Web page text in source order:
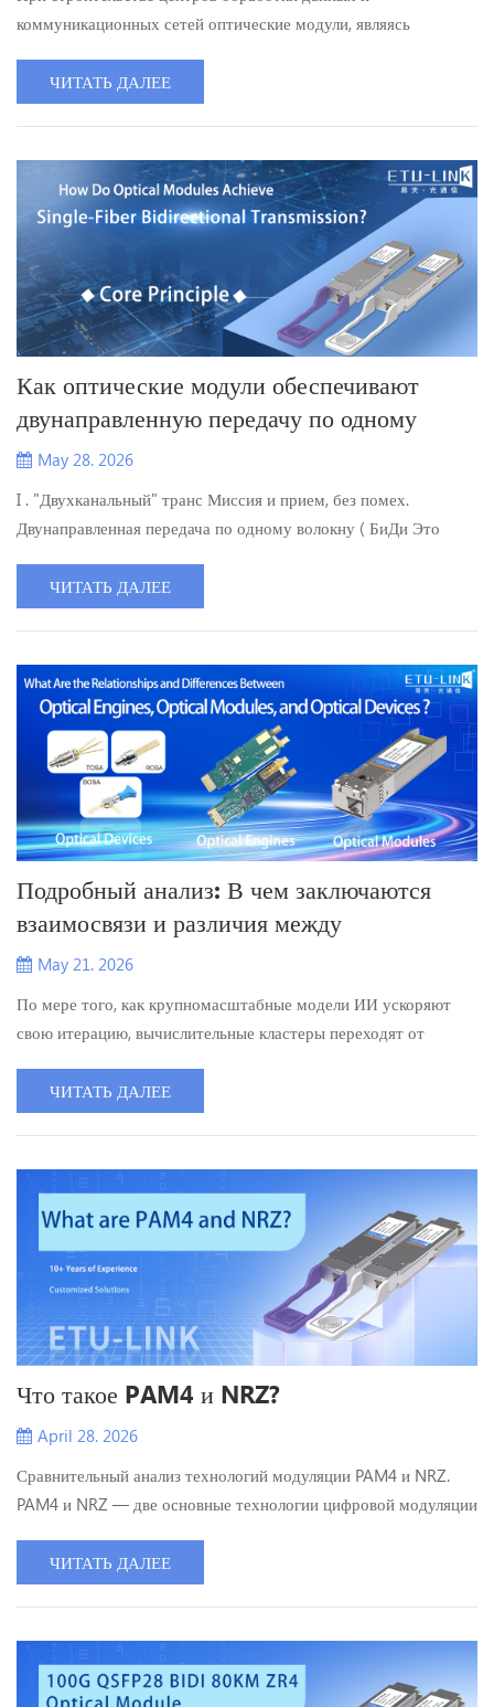
коммуникационных сетей оптические модули, являясь
фотоэлектрических сигналов, напрямую определяют
совместимость оборудования и производительность передачи
и различение различных часто используемых интерфейсов
является необходимым знанием для сетевых инжен...
ЧИТАТЬ ДАЛЕЕ
Как оптические модули обеспечивают
двунаправленную передачу по одному
волокну?
May 28. 2026
I . "Двухканальный" транс Миссия и прием, без помех.
Двунаправленная передача по одному волокну ( БиДи Это
одновременно в одном оптическом волокне, в отличие от
обычных оптических волокон, которые используют два
этой технологии заключается в сочетании
мультиплексирования по длине во...
ЧИТАТЬ ДАЛЕЕ
Подробный анализ: В чем заключаются
взаимосвязи и различия между
оптическими модулями, оптическими
May 21. 2026
По мере того, как крупномасштабные модели ИИ ускоряют
свою итерацию, вычислительные кластеры переходят от
Подобно «кровеносным сосудам», соединяющим
вычислительные мощности , Внутренние иерархические
значение. Однако оптические устройства, оптические модули и
оптические модули — это н...
ЧИТАТЬ ДАЛЕЕ
Что такое PAM4 и NRZ?
April 28. 2026
Сравнительный анализ технологий модуляции PAM4 и NRZ.
PAM4 и NRZ — две основные технологии цифровой модуляции
высокоскоростной передаче данных. Их принципиальные
различия заключаются в количестве уровней сигнала,
дальнейшем анализе они будут рассмотрены с трех точек
зрения: принципы работы, характеристики и ...
ЧИТАТЬ ДАЛЕЕ